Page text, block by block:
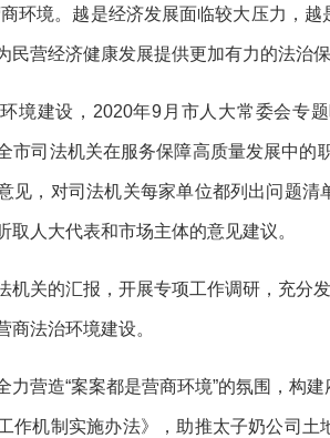
环境。越是经济发展面临较大压力，
民营经济健康发展提供更加有力的法治
境建设，2020年9月市人大常委会专
市司法机关在服务保障高质量发展中的
见，对司法机关每家单位都列出问题
取人大代表和市场主体的意见建议。
机关的汇报，开展专项工作调研，充分
商法治环境建设。
力营造“案案都是营商环境”的氛围，构
作机制实施办法》，助推太子奶公司